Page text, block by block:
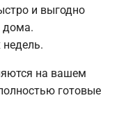
и выгодно
дома.
недель.
на вашем
готовые